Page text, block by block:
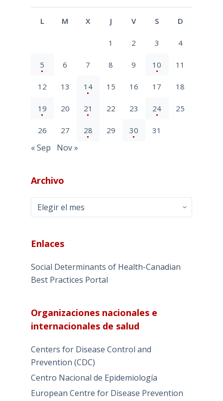
L M X J V S D
1 2 3 4
5 6 7 8 9 10 11
12 13 14 15 16 17 18
19 20 21 22 23 24 25
26 27 28 29 30 31
« Sep Nov »
Archivo
Archivo
Enlaces
Social Determinants of Health-Canadian
Best Practices Portal
Organizaciones nacionales e
internacionales de salud
Centers for Disease Control and
Prevention (CDC)
Centro Nacional de Epidemiología
European Centre for Disease Prevention